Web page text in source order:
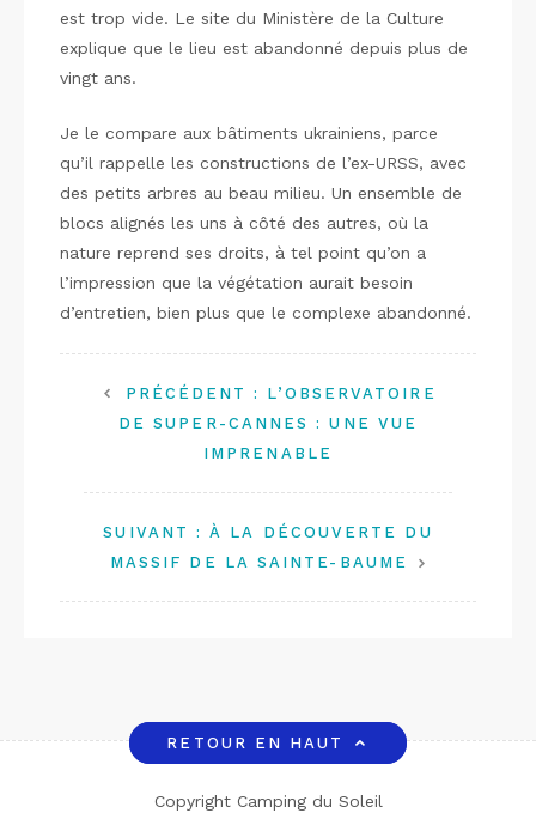
est trop vide. Le site du Ministère de la Culture
explique que le lieu est abandonné depuis plus de
vingt ans.
Je le compare aux bâtiments ukrainiens, parce
qu’il rappelle les constructions de l’ex-URSS, avec
des petits arbres au beau milieu. Un ensemble de
blocs alignés les uns à côté des autres, où la
nature reprend ses droits, à tel point qu’on a
l’impression que la végétation aurait besoin
d’entretien, bien plus que le complexe abandonné.
PRÉCÉDENT : L’OBSERVATOIRE
DE SUPER-CANNES : UNE VUE
IMPRENABLE
SUIVANT :À LA DÉCOUVERTE DU
MASSIF DE LA SAINTE-BAUME
RETOUR EN HAUT
Copyright Camping du Soleil